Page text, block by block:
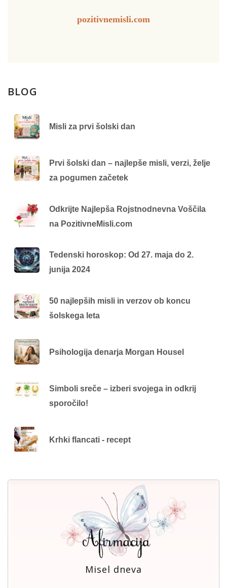
pozitivnemisli.com
BLOG
Misli za prvi šolski dan
Prvi šolski dan – najlepše misli, verzi, želje
za pogumen začetek
Odkrijte Najlepša Rojstnodnevna Voščila
na PozitivneMisli.com
Tedenski horoskop: Od 27. maja do 2.
junija 2024
50 najlepših misli in verzov ob koncu
šolskega leta
Psihologija denarja Morgan Housel
Simboli sreče – izberi svojega in odkrij
sporočilo!
Krhki flancati - recept
Misel dneva